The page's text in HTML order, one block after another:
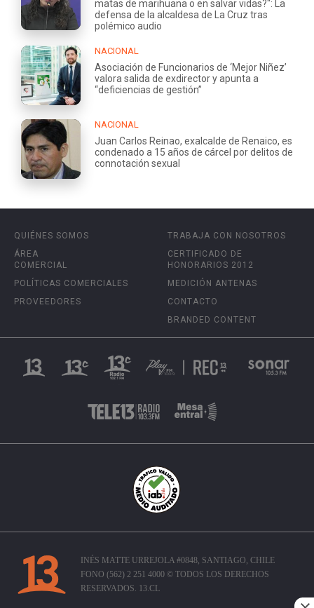
matas de marihuana o en salvar vidas?": La
defensa de la alcaldesa de La Cruz tras
polémico audio
NACIONAL
Asociación de Funcionarios de ‘Mejor Niñez’
valora salida de exdirector y apunta a
“deficiencias de gestión”
NACIONAL
Juan Carlos Reinao, exalcalde de Renaico, es
condenado a 15 años de cárcel por delitos de
connotación sexual
QUIÉNES SOMOS
ÁREA
COMERCIAL
POLÍTICAS COMERCIALES
PROVEEDORES
TRABAJA CON NOSOTROS
CERTIFICADO DE
HONORARIOS 2012
MEDICIÓN ANTENAS
CONTACTO
BRANDED CONTENT
INÉS MATTE URREJOLA #0848, SANTIAGO, CHILE
FONO (562) 2 251 4000 © TODOS LOS DERECHOS
RESERVADOS. 13.CL